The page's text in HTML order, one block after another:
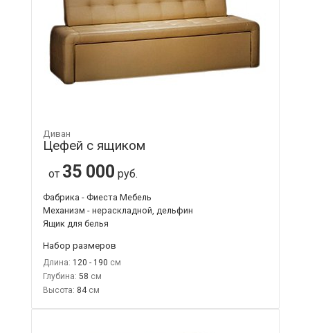
Диван
Цефей с ящиком
от 35 000 руб.
Фабрика - Фиеста Мебель
Механизм - нераскладной, дельфин
Ящик для белья
Набор размеров
Длина: 120 - 190
Глубина: 58
Высота: 84